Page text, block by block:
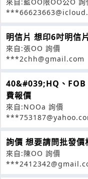
明信片 想印6吋明信片
來自:張OO 詢價
***2chh@gmail.com
40&#039;HQ、FOB
費報價
來自:NOOa 詢價
詢價 想要請問批發價
來自:陳OO 詢價